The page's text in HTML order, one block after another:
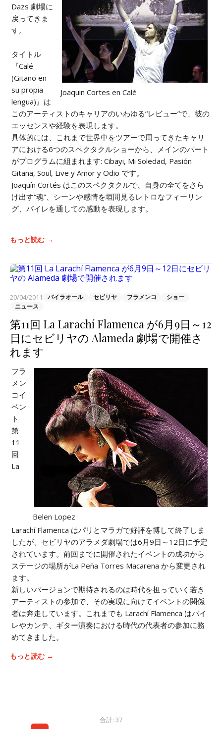
Joaquin Cortes en Calé
Dazs 劇場に
戻ってきま
す。
タイトル
『Calé
(Gitano en
su propia
lengua)』は
このアーティストのキャリアのいわゆる“レビュー”で、彼の
エッセンスや経験を表現します。
具体的には、これまで世界中をツアーで周ってきたキャリ
アにおける6つのスペクタクルショーから、メインのパート
がプログラムに組まれます: Cibayi, Mi Soledad, Pasión
Gitana, Soul, Live y Amor y Odio です。
Joaquín Cortés はこのスペクタクルで、自身の全てをさら
け出す“魂”、シーンや感情を垣間見るレトロなフィーリン
グ、バイレを通しての感動を表現します。
もっと読む →
20/04/2011 バイラオール セビリヤ フラメンコ
ショー
ニュース
第11回 La Larachí Flamenca が6月9日～12
日にセビリヤの Alameda 劇場で開催さ
れます
Belen Lopez
フラ
メン
コイ
ベン
ト
第
11
回
La
Larachí Flamenca はパリとマラガで好評を博して終了しま
したが、セビリヤのアラメダ劇場では6月9日～12日に予定
されています。前回までに開催されたイベントの成功から
ステージの場所がLa Peña Torres Macarena から変更され
ます。
新しいバージョンで期待されるのは時代を担っていく若き
アーティストの参加で、その実現に向けてイベントの関係
者は奔走しています。これまでも Larachí Flamenca はバイ
レやカンテ、ギター演奏における時代の代表者の参加に務
めてきました。
もっと読む →
合計: 37